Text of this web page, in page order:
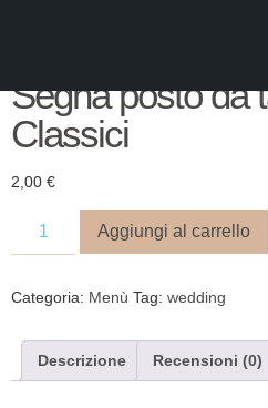
Segna posto da
Classici
2,00 €
Aggiungi al carrello
Categoria: Menù Tag: wedding
Descrizione Recensioni (0)